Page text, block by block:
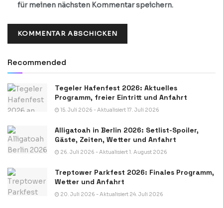
für meinen nächsten Kommentar speichern.
Recommended
Tegeler Hafenfest 2026: Aktuelles
Programm, freier Eintritt und Anfahrt
15. Juli 2026 - Aktualisiert 17. Juli 2026
Alligatoah in Berlin 2026: Setlist-Spoiler,
Gäste, Zeiten, Wetter und Anfahrt
26. Juli 2026 - Aktualisiert 1. August 2026
Treptower Parkfest 2026: Finales Programm,
Wetter und Anfahrt
20. Juli 2026 - Aktualisiert 24. Juli 2026